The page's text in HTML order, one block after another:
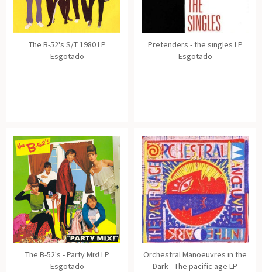
The B-52's S/T 1980 LP
Esgotado
Pretenders - the singles LP
Esgotado
The B-52's - Party Mix! LP
Esgotado
Orchestral Manoeuvres in the
Dark - The pacific age LP